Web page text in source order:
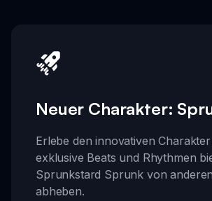
Neuer Charakter:
Erlebe den innovativen
exklusive Beats und Rhythmen
Sprunkstard Sprunk von
abheben.